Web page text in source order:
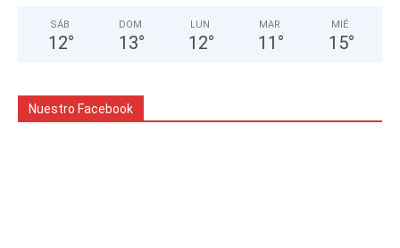
SÁB
12°
DOM
13°
LUN
12°
MAR
11 °
MIÉ
15°
Nuestro Facebook